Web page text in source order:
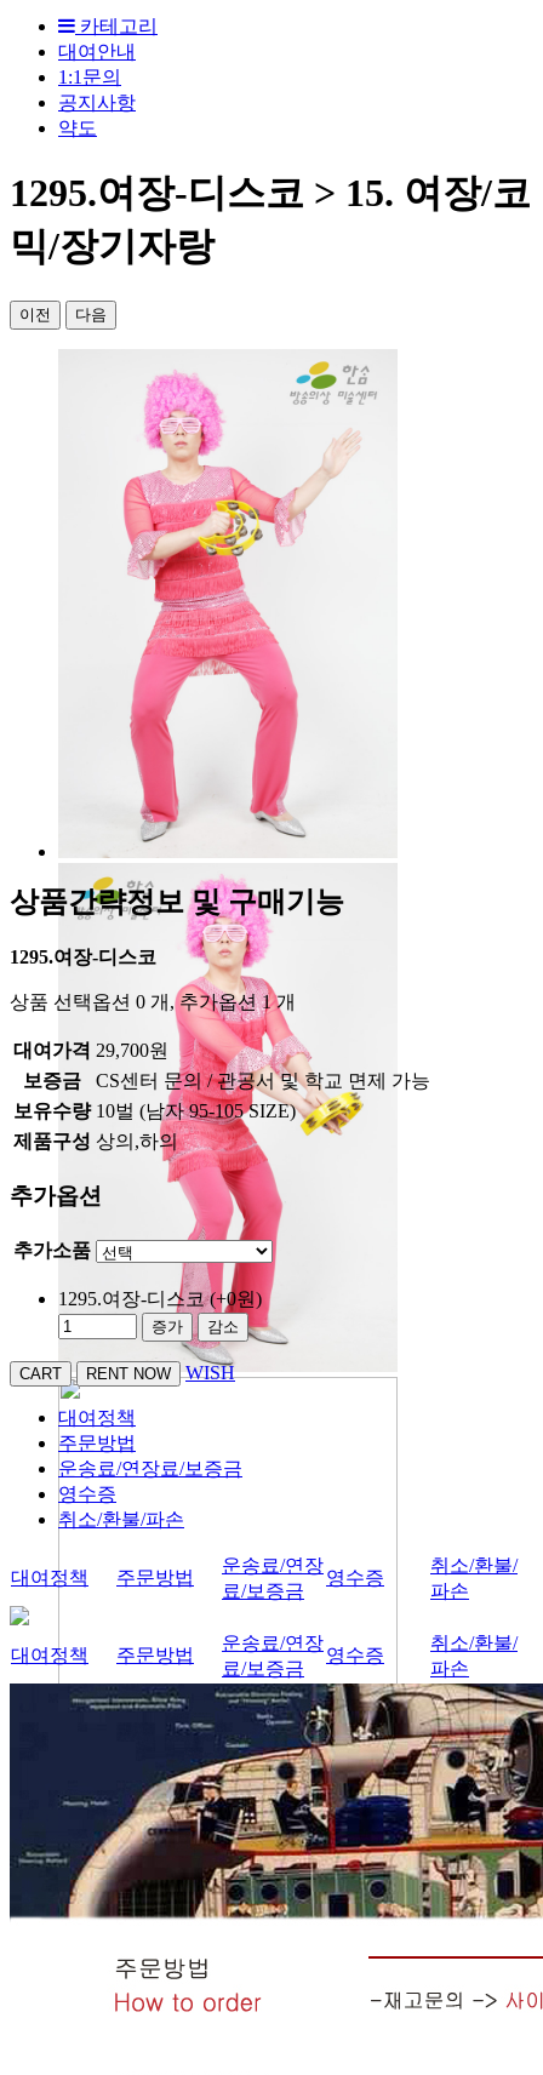
카테고리
대여안내
1:1문의
공지사항
약도
1295.여장-디스코 > 15. 여장/코
믹/장기자랑
이전 다음
상품간략정보 및 구매기능
1295.여장-디스코
상품 선택옵션 0 개, 추가옵션 1 개
대여가격 29,700원
보증금
CS센터 문의 / 관공서 및 학교 면제 가능
보유수량 10벌 (남자 95-105 SIZE)
제품구성 상의,하의
추가옵션
추가소품
1295.여장-디스코 (+0원)
증가 감소
WISH
대여정책
주문방법
운송료/연장료/보증금
영수증
취소/환불/파손
대여정책 주문방법
운송료/연장
료/보증금
영수증
취소/환불/
파손
대여정책 주문방법
운송료/연장
료/보증금
영수증
취소/환불/
파손